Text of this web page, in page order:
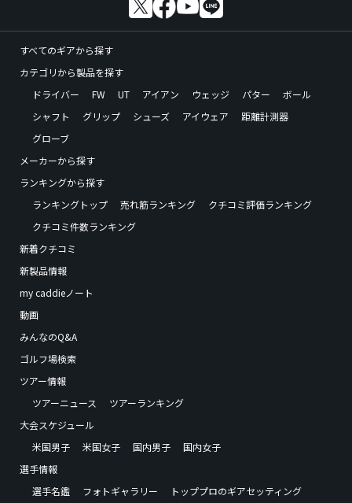
すべてのギアから探す
カテゴリから製品を探す
ドライバー
FW UT アイアン ウェッジ パター
ボール
シャフト
グリップ シューズ アイウェア
距離計測器
グローブ
メーカーから探す
ランキングから探す
ランキングトップ
売れ筋ランキング
クチコミ評価ランキング
クチコミ件数ランキング
新着クチコミ
新製品情報
my caddieノート
動画
みんなのQ&A
ゴルフ場検索
ツアー情報
ツアーニュース
ツアーランキング
大会スケジュール
米国男子
米国女子 国内男子
国内女子
選手情報
選手名鑑
フォトギャラリー トッププロのギアセッティング